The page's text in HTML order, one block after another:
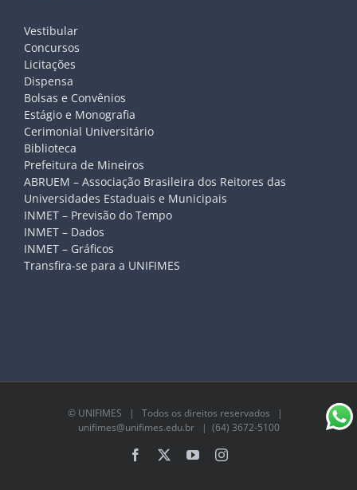
Vestibular
Concursos
Licitações
Dispensa
Bolsas e Convênios
Estágio e Monografia
Cerimonial Universitário
Biblioteca
Prefeitura de Mineiros
ABRUEM – Associação Brasileira dos Reitores das
Universidades Estaduais e Municipais
INMET – Previsão do Tempo
INMET – Dados
INMET – Gráficos
Transfira-se para a UNIFIMES
© UNIFIMES | Todos os direitos reservados |
unifimes@unifimes.edu.br| (64) 3672-5100
Facebook YouTubeInstagram